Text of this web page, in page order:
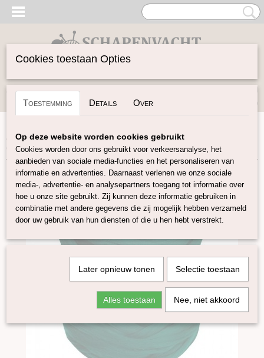
Inloggen Registreren
(0)
Home>Spinwol>Gekleurde Lontwol 27/23 mic
076
Cookies toestaan Opties
Toestemming Details Over
Op deze website worden cookies gebruikt
Cookies worden door ons gebruikt voor verkeersanalyse, het
aanbieden van sociale media-functies en het personaliseren van
informatie en advertenties. Daarnaast verlenen we onze sociale
media-, advertentie- en analysepartners toegang tot informatie over
hoe u onze site gebruikt. Zij kunnen deze informatie gebruiken in
combinatie met andere gegevens die zij mogelijk hebben verzameld
door uw gebruik van hun diensten of die u hen hebt verstrekt.
Later opnieuw tonen Selectie toestaan
Alles toestaan Nee, niet akkoord